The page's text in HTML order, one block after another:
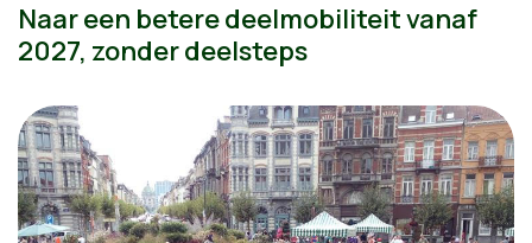
Naar een betere deelmobiliteit vanaf
2027, zonder deelsteps